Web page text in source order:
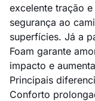
excelente tração
segurança ao
superfícies. Já a
Foam garante
impacto e
Principais
Conforto